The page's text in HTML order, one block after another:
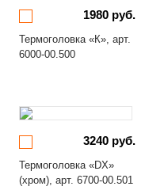
1980 руб.
Термоголовка «К», арт.
6000-00.500
3240 руб.
Термоголовка «DX»
(хром), арт. 6700-00.501